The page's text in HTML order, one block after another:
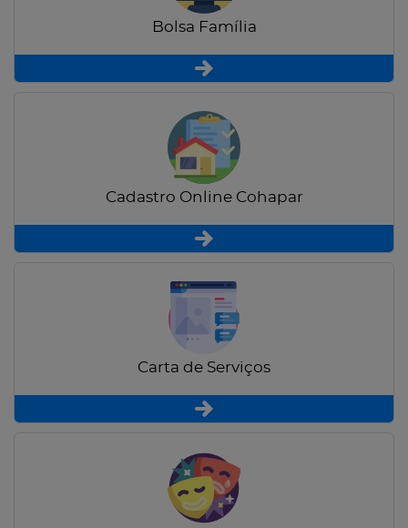
Bolsa Família
Cadastro Online Cohapar
Carta de Serviços